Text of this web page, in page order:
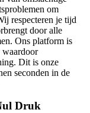
om
respecteren je tijd
door alle
Ons platform is
waardoor
Dit is onze
seconden in de
Druk